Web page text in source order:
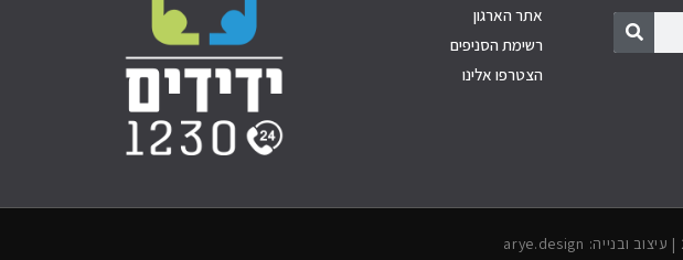
אתר הארגון
רשימת הסניפים
הצטרפו אלינו